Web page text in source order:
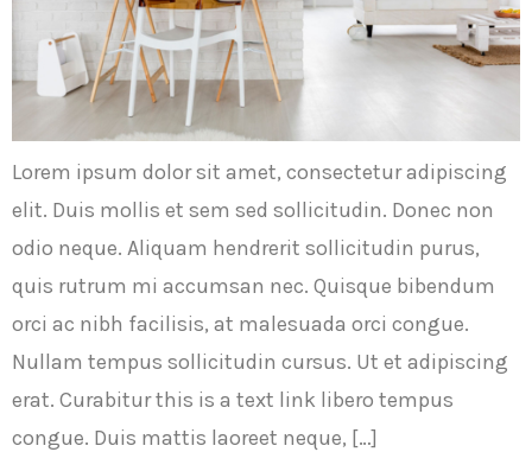
Lorem ipsum dolor sit amet, consectetur adipiscing
elit. Duis mollis et sem sed sollicitudin. Donec non
odio neque. Aliquam hendrerit sollicitudin purus,
quis rutrum mi accumsan nec. Quisque bibendum
orci ac nibh facilisis, at malesuada orci congue.
Nullam tempus sollicitudin cursus. Ut et adipiscing
erat. Curabitur this is a text link libero tempus
congue. Duis mattis laoreet neque, […]